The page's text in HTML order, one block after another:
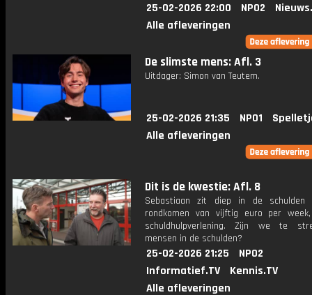
25-02-2026 22:00 NPO2
Alle afleveringen
De slimste mens: Afl. 3
Uitdager: Simon van Teutem.
25-02-2026 21:35 NPO1
Alle afleveringen
Dit is de kwestie: Afl. 8
Sebastiaan zit diep in de schulden
rondkomen van vijftig euro per
schuldhulpverlening. Zijn we te
mensen in de schulden?
25-02-2026 21:25
NPO2
Informatief.TV
Kennis.TV
Alle afleveringen